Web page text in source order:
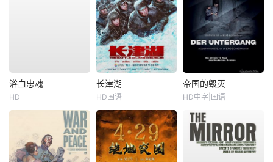
浴血忠魂
HD
长津湖
HD国语
帝国的毁灭
HD中字|国语